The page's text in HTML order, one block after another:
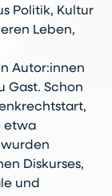
Politik, Kultur
Leben,
Autor:innen
Gast. Schon
etwa
wurden
Diskurses,
und